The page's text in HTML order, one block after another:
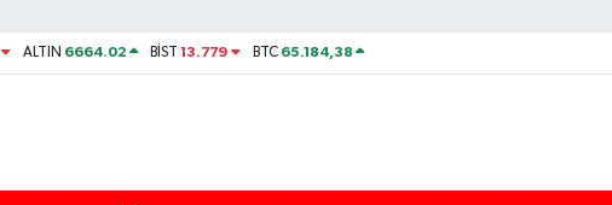
ALTIN 6664.02 BİST13.779 BTC 65.184,38